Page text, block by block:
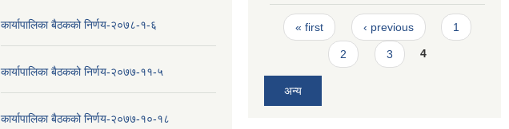
कार्यापालिका बैठकको निर्णय-२०७८-१-६
कार्यापालिका बैठकको निर्णय-२०७७-११-५
कार्यापालिका बैठकको निर्णय-२०७७-१०-१८
Pages
« first ‹ previous 1
2 3 4
अन्य